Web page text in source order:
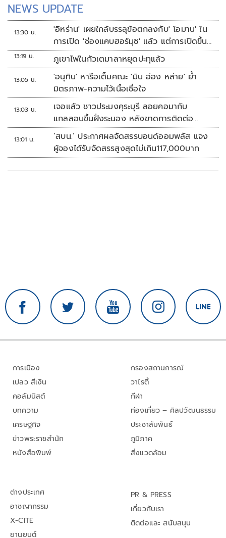
NEWS UPDATE
13:30 น.
'อิหร่าน' เผยใกล้บรรลุข้อตกลงกับ' โอมาน' ใน
การเปิด 'ช่องแคบฮอร์มุซ' แล้ว แต่การเปิดขึ้น
อยู่กับสหรัฐฯ
13:19 น. ภูเขาไฟในกัวเตมาลาหยุดปะทุแล้ว
13:05 น.
'อนุทิน' หารือเต็มคณะ 'มิน อ่อง หล่าย' ย้ำ
มิตรภาพ-ความไว้เนื้อเชื่อใจ
13:03 น.
เจอแล้ว ชาวประมงคุระบุรี ลอยคอมากับ
แกลลอนขึ้นฝั่งระนอง หลังขาดการติดต่อ
หลายวัน
13:01 น.
‘สบน.’ ประกาศผลจัดสรรบอนด์ออมพลัส แจง
ผู้จองได้รับจัดสรรสูงสุดไม่เกิน117,000บาท
การเมือง
เปลว สีเงิน
คอลัมนิสต์
บทความ
เศรษฐกิจ
ข่าวพระราชสำนัก
หนังสือพิมพ์
กรองสถานการณ์
วาไรตี้
กีฬา
ท่องเที่ยว – ศิลปวัฒนธรรม
ประชาสัมพันธ์
ภูมิภาค
สิ่งแวดล้อม
ต่างประเทศ
อาชญากรรม
X-CITE
ยานยนต์
PR & PRESS
เกี่ยวกับเรา
ติดต่อและ สนับสนุน